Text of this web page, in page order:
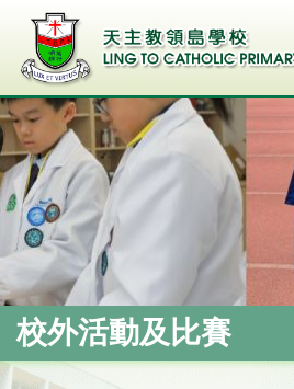
校外活動及比賽